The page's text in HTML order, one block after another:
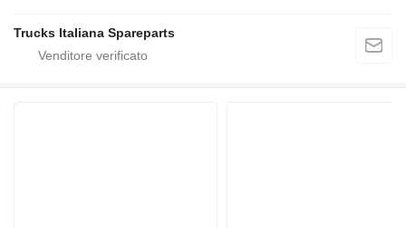
Trucks Italiana Spareparts